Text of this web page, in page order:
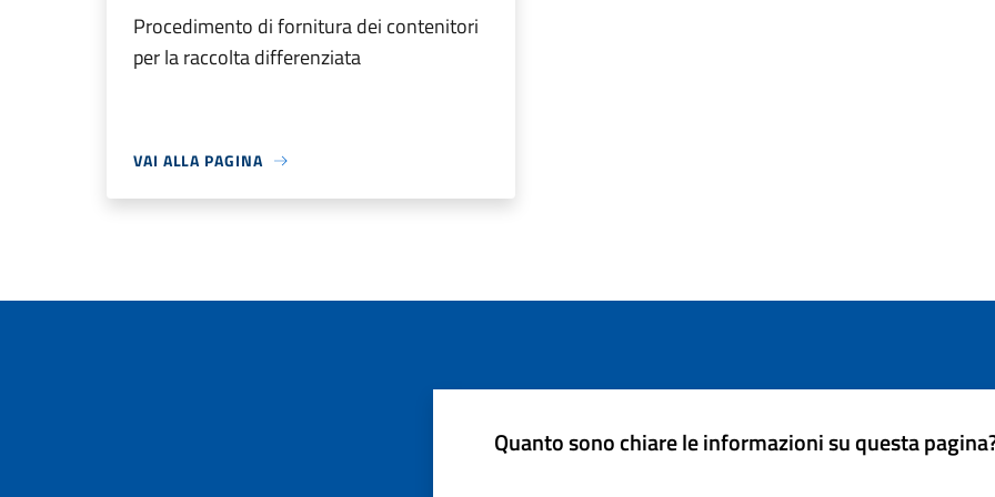
Procedimento di fornitura dei contenitori
per la raccolta differenziata
VAI ALLA PAGINA
Quanto sono chiare le informazioni su questa